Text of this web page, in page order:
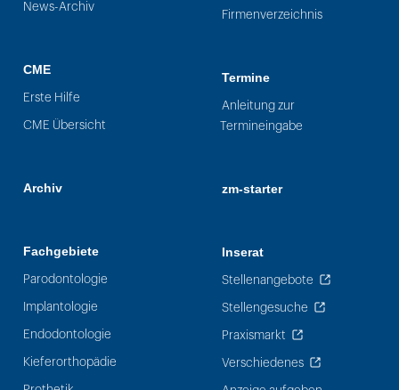
News-Archiv
CME
Erste Hilfe
CME Übersicht
Archiv
Fachgebiete
Parodontologie
Implantologie
Endodontologie
Kieferorthopädie
Firmenverzeichnis
Termine
Anleitung zur
Termineingabe
zm-starter
Inserat
Stellenangebote
Stellengesuche
Praxismarkt
Verschiedenes